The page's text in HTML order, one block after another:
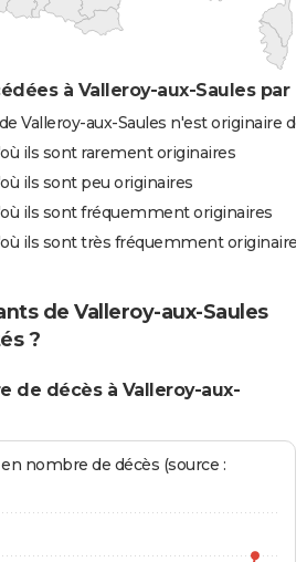
à Valleroy-aux-Saules par
Valleroy-aux-Saules n'est originaire
ils sont rarement originaires
ils sont peu originaires
ils sont fréquemment originaires
ils sont très fréquemment originaires
de Valleroy-aux-Saules
?
de décès à Valleroy-aux-
nombre de décès (source :